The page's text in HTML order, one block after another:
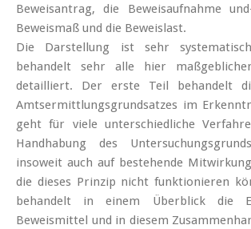
Beweisantrag, die Beweisaufnahme
Beweismaß und die Beweislast.
Die Darstellung ist sehr
behandelt sehr alle hier
detailliert. Der erste Teil behandelt
Amtsermittlungsgrundsatzes im
geht für viele unterschiedliche
Handhabung des
insoweit auch auf bestehende
die dieses Prinzip nicht funktionieren
behandelt in einem Überblick die
Beweismittel und in diesem